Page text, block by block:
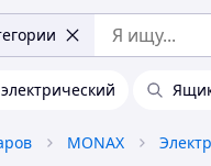
MONAX